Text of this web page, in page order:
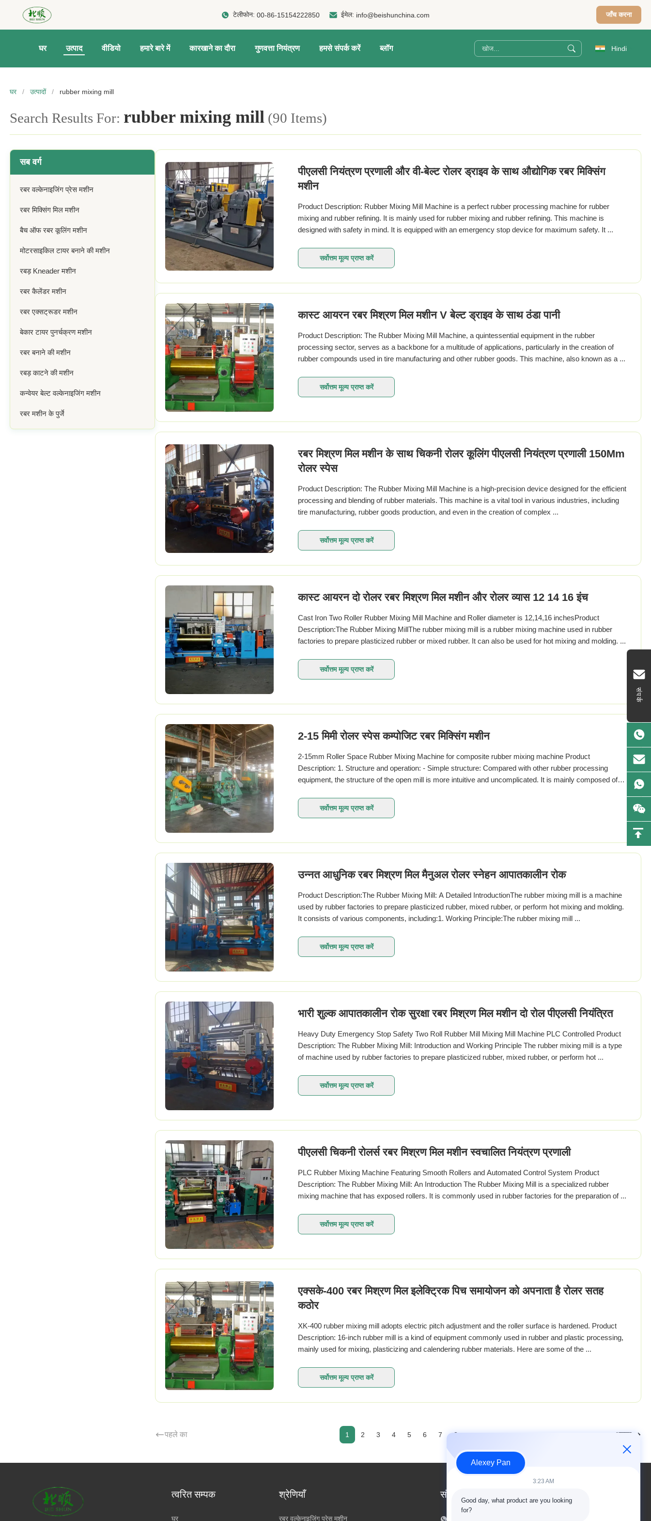
टेलीफोन:00-86-15154222850 ईमेल: info@beishunchina.com जाँच करना
घर उत्पाद वीडियो हमारे बारे में कारखाने का दौरा गुणवत्ता नियंत्रण हमसे संपर्क करें ब्लॉग Hindi
संपर्क
घर / उत्पादों / rubber mixing mill
Search Results For: rubber mixing mill (90 Items)
सब वर्ग
रबर वल्केनाइजिंग प्रेस मशीन
रबर मिक्सिंग मिल मशीन
बैच ऑफ रबर कूलिंग मशीन
मोटरसाइकिल टायर बनाने की मशीन
रबड़ Kneader मशीन
रबर कैलेंडर मशीन
रबर एक्सट्रूडर मशीन
बेकार टायर पुनर्चक्रण मशीन
रबर बनाने की मशीन
रबड़ काटने की मशीन
कन्वेयर बेल्ट वल्केनाइजिंग मशीन
रबर मशीन के पुर्जे
पीएलसी नियंत्रण प्रणाली और वी-बेल्ट रोलर ड्राइव के साथ औद्योगिक रबर मिक्सिंग
मशीन
Product Description: Rubber Mixing Mill Machine is a perfect rubber processing machine for rubber
mixing and rubber refining. It is mainly used for rubber mixing and rubber refining. This machine is
designed with safety in mind. It is equipped with an emergency stop device for maximum safety. It ...
सर्वोत्तम मूल्य प्राप्त करें
कास्ट आयरन रबर मिश्रण मिल मशीन V बेल्ट ड्राइव के साथ ठंडा पानी
Product Description: The Rubber Mixing Mill Machine, a quintessential equipment in the rubber
processing sector, serves as a backbone for a multitude of applications, particularly in the creation of
rubber compounds used in tire manufacturing and other rubber goods. This machine, also known as a ...
सर्वोत्तम मूल्य प्राप्त करें
रबर मिश्रण मिल मशीन के साथ चिकनी रोलर कूलिंग पीएलसी नियंत्रण प्रणाली 150Mm
रोलर स्पेस
Product Description: The Rubber Mixing Mill Machine is a high-precision device designed for the efficient
processing and blending of rubber materials. This machine is a vital tool in various industries, including
tire manufacturing, rubber goods production, and even in the creation of complex ...
सर्वोत्तम मूल्य प्राप्त करें
कास्ट आयरन दो रोलर रबर मिश्रण मिल मशीन और रोलर व्यास 12 14 16 इंच
Cast Iron Two Roller Rubber Mixing Mill Machine and Roller diameter is 12,14,16 inchesProduct
Description:The Rubber Mixing MillThe rubber mixing mill is a rubber mixing machine used in rubber
factories to prepare plasticized rubber or mixed rubber. It can also be used for hot mixing and molding. ...
सर्वोत्तम मूल्य प्राप्त करें
2-15 मिमी रोलर स्पेस कम्पोजिट रबर मिक्सिंग मशीन
2-15mm Roller Space Rubber Mixing Machine for composite rubber mixing machine Product
Description: 1. Structure and operation: - Simple structure: Compared with other rubber processing
equipment, the structure of the open mill is more intuitive and uncomplicated. It is mainly composed of
सर्वोत्तम मूल्य प्राप्त करें
उन्नत आधुनिक रबर मिश्रण मिल मैनुअल रोलर स्नेहन आपातकालीन रोक
Product Description:The Rubber Mixing Mill: A Detailed IntroductionThe rubber mixing mill is a machine
used by rubber factories to prepare plasticized rubber, mixed rubber, or perform hot mixing and molding.
It consists of various components, including:1. Working Principle:The rubber mixing mill ...
सर्वोत्तम मूल्य प्राप्त करें
भारी शुल्क आपातकालीन रोक सुरक्षा रबर मिश्रण मिल मशीन दो रोल पीएलसी नियंत्रित
Heavy Duty Emergency Stop Safety Two Roll Rubber Mill Mixing Mill Machine PLC Controlled Product
Description: The Rubber Mixing Mill: Introduction and Working Principle The rubber mixing mill is a type
of machine used by rubber factories to prepare plasticized rubber, mixed rubber, or perform hot ...
सर्वोत्तम मूल्य प्राप्त करें
पीएलसी चिकनी रोलर्स रबर मिश्रण मिल मशीन स्वचालित नियंत्रण प्रणाली
PLC Rubber Mixing Machine Featuring Smooth Rollers and Automated Control System Product
Description: The Rubber Mixing Mill: An Introduction The Rubber Mixing Mill is a specialized rubber
mixing machine that has exposed rollers. It is commonly used in rubber factories for the preparation of ...
सर्वोत्तम मूल्य प्राप्त करें
एक्सके-400 रबर मिश्रण मिल इलेक्ट्रिक पिच समायोजन को अपनाता है रोलर सतह
कठोर
XK-400 rubber mixing mill adopts electric pitch adjustment and the roller surface is hardened. Product
Description: 16-inch rubber mill is a kind of equipment commonly used in rubber and plastic processing,
mainly used for mixing, plasticizing and calendering rubber materials. Here are some of the ...
सर्वोत्तम मूल्य प्राप्त करें
पहले का 1 2 3 4 5 6 7 8 अगला
त्वरित सम्पक
घर
श्रेणियाँ
रबर वल्केनाइजिंग प्रेस मशीन
संपर्क करें
Alexey Pan
3:23 AM
Good day, what product are you looking
for?